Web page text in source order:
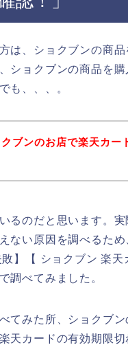
は、ショクブンの商
ショクブンの商品を
も、、、。
ブンのお店で楽天カー
るのだと思います。
ない原因を調べるた
】【 ショクブン 楽
調べてみました。
てみた所、ショクブ
天カードの有効期限切